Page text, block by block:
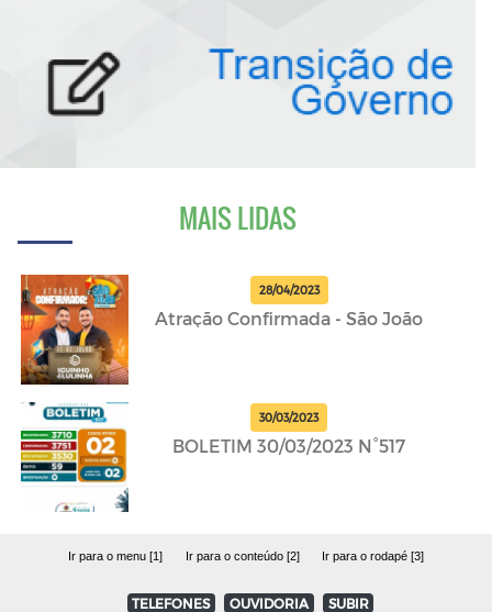
MAIS LIDAS
28/04/2023
Atração Confirmada - São João
30/03/2023
BOLETIM 30/03/2023 N°517
Ir para o menu [1] Ir para o conteúdo [2] Ir para o rodapé [3]
TELEFONES OUVIDORIA SUBIR